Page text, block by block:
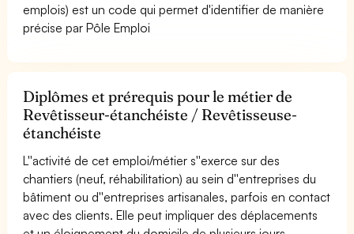
emplois) est un code qui permet d'identifier de manière
précise par Pôle Emploi
Diplômes et prérequis pour le métier de
Revêtisseur-étanchéiste / Revêtisseuse-
étanchéiste
L''activité de cet emploi/métier s''exerce sur des
chantiers (neuf, réhabilitation) au sein d''entreprises du
bâtiment ou d''entreprises artisanales, parfois en contact
avec des clients. Elle peut impliquer des déplacements